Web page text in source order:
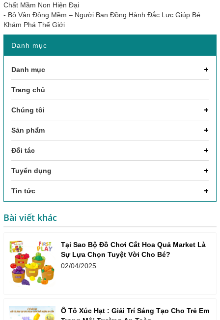
Chất Mầm Non Hiện Đại
- Bộ Vận Động Mềm – Người Bạn Đồng Hành Đắc Lực Giúp Bé
Khám Phá Thế Giới
Danh mục
Danh mục
Trang chủ
Chúng tôi
Sản phẩm
Đối tác
Tuyển dụng
Tin tức
Bài viết khác
Tại Sao Bộ Đồ Chơi Cắt Hoa Quả Market Là
Sự Lựa Chọn Tuyệt Vời Cho Bé?
02/04/2025
Ô Tô Xúc Hạt : Giải Trí Sáng Tạo Cho Trẻ Em